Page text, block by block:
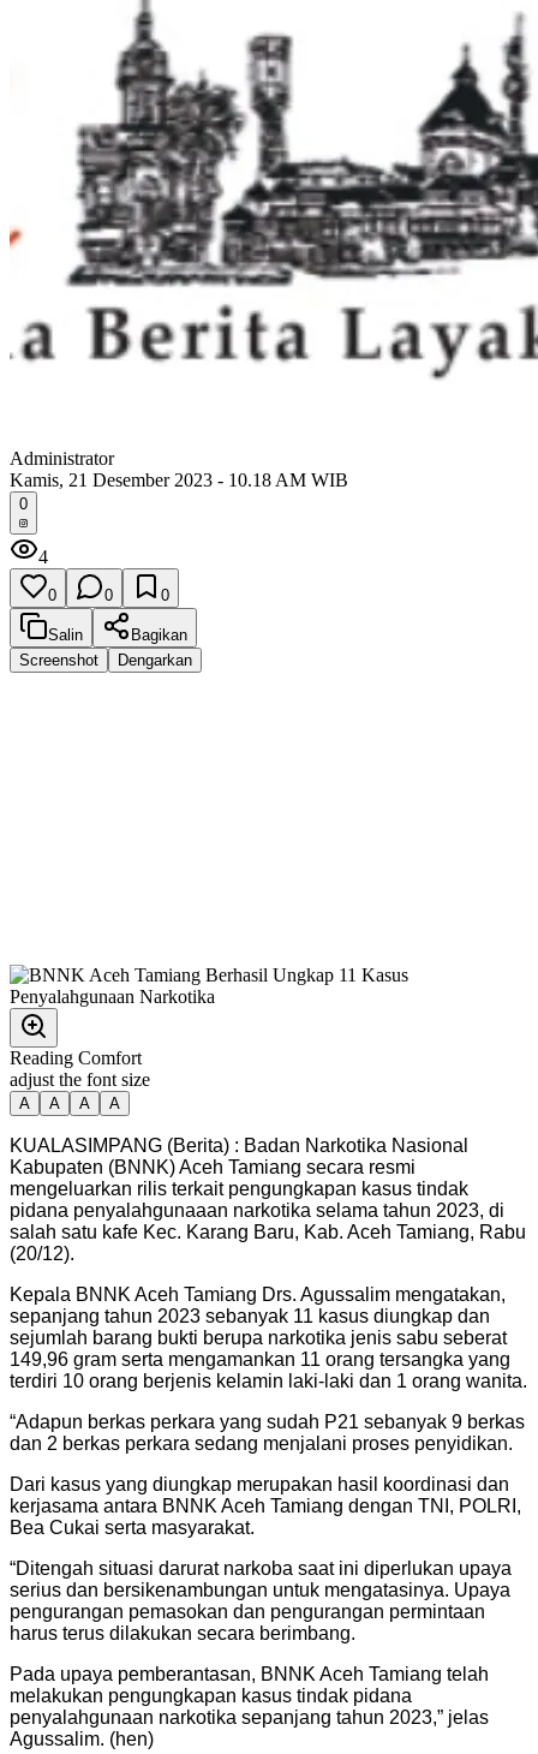
Administrator
Kamis, 21 Desember 2023 - 10.18 AM WIB
0
4
0 0 0
Salin
Bagikan
Screenshot
Dengarkan
Reading Comfort
adjust the font size
A A A A
KUALASIMPANG (Berita) : Badan Narkotika Nasional
Kabupaten (BNNK) Aceh Tamiang secara resmi
mengeluarkan rilis terkait pengungkapan kasus tindak
pidana penyalahgunaaan narkotika selama tahun 2023, di
salah satu kafe Kec. Karang Baru, Kab. Aceh Tamiang, Rabu
(20/12).
Kepala BNNK Aceh Tamiang Drs. Agussalim mengatakan,
sepanjang tahun 2023 sebanyak 11 kasus diungkap dan
sejumlah barang bukti berupa narkotika jenis sabu seberat
149,96 gram serta mengamankan 11 orang tersangka yang
terdiri 10 orang berjenis kelamin laki-laki dan 1 orang wanita.
“Adapun berkas perkara yang sudah P21 sebanyak 9 berkas
dan 2 berkas perkara sedang menjalani proses penyidikan.
Dari kasus yang diungkap merupakan hasil koordinasi dan
kerjasama antara BNNK Aceh Tamiang dengan TNI, POLRI,
Bea Cukai serta masyarakat.
“Ditengah situasi darurat narkoba saat ini diperlukan upaya
serius dan bersikenambungan untuk mengatasinya. Upaya
pengurangan pemasokan dan pengurangan permintaan
harus terus dilakukan secara berimbang.
Pada upaya pemberantasan, BNNK Aceh Tamiang telah
melakukan pengungkapan kasus tindak pidana
penyalahgunaan narkotika sepanjang tahun 2023,” jelas
Agussalim. (hen)